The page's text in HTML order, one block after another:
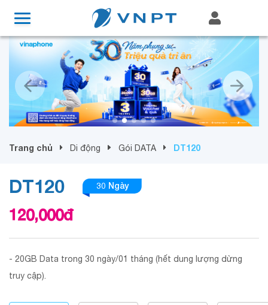
Trang chủ Di động Gói DATA DT120
DT120 30 Ngày
120,000đ
- 20GB Data trong 30 ngày/01 tháng (hết dung lượng dừng
truy cập).